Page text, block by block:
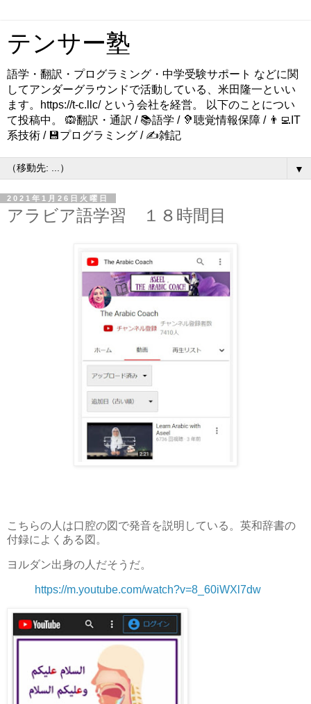
テンサー塾
語学・翻訳・プログラミング・中学受験サポート などに関
してアンダーグラウンドで活動している、米田隆一といい
ます。https://t-c.llc/ という会社を経営。 以下のことについ
て投稿中。 🙉翻訳・通訳 / 📚語学 / 🦻聴覚情報保障 / 👨‍💻IT
系技術 / 💾プログラミング / ✍️雑記
▼
2021年1月26日火曜日
アラビア語学習 １８時間目
こちらの人は口腔の図で発音を説明している。英和辞書の
付録によくある図。
ヨルダン出身の人だそうだ。
https://m.youtube.com/watch?v=8_60iWXl7dw